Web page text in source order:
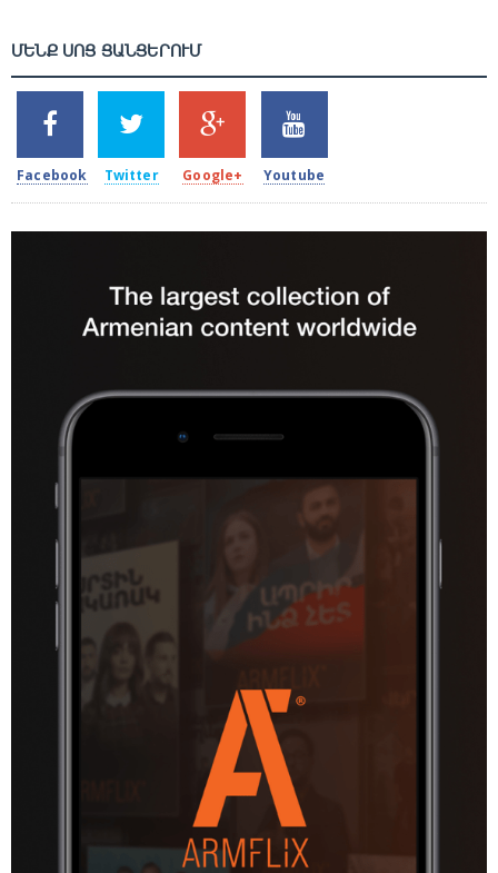
ՄԵՆՔ ՍՈՑ ՑԱՆՑԵՐՈՒՄ
2k
SHARES
Facebook
1.5k
TWEETS
Twitter
203
SHARES
Google+
620
SHARES
Youtube